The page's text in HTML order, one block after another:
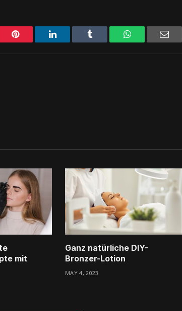
Pinterest LinkedIn Tumblr WhatsApp
mit
Ganz natürliche DIY-
Bronzer-Lotion
MAY 4, 2023